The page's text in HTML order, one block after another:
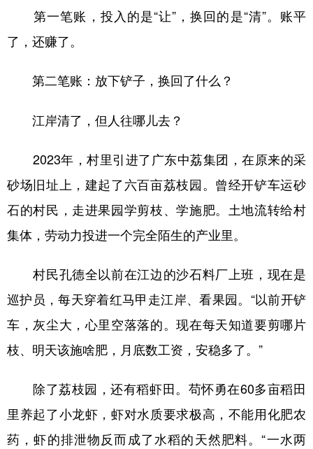
第一笔账，投入的是“让”，换回的是“清”。账平
了，还赚了。
第二笔账：放下铲子，换回了什么？
江岸清了，但人往哪儿去？
2023年，村里引进了广东中荔集团，在原来的采
砂场旧址上，建起了六百亩荔枝园。曾经开铲车运砂
石的村民，走进果园学剪枝、学施肥。土地流转给村
集体，劳动力投进一个完全陌生的产业里。
村民孔德全以前在江边的沙石料厂上班，现在是
巡护员，每天穿着红马甲走江岸、看果园。“以前开铲
车，灰尘大，心里空落落的。现在每天知道要剪哪片
枝、明天该施啥肥，月底数工资，安稳多了。”
除了荔枝园，还有稻虾田。苟怀勇在60多亩稻田
里养起了小龙虾，虾对水质要求极高，不能用化肥农
药，虾的排泄物反而成了水稻的天然肥料。“一水两